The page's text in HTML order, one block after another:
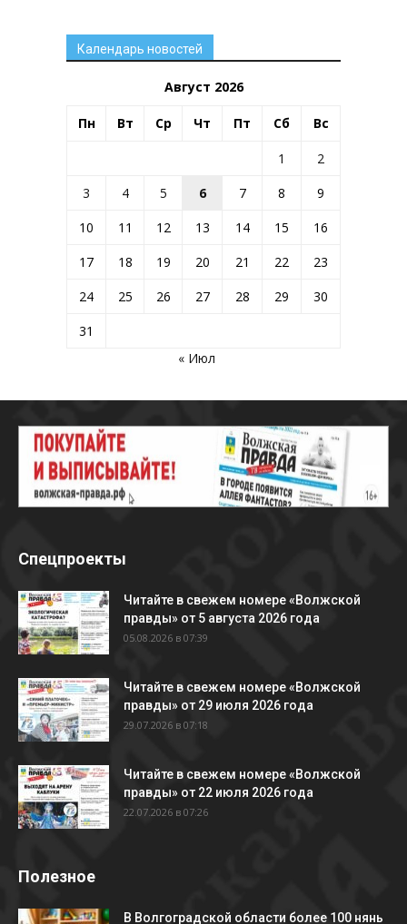
Календарь новостей
Август 2026
Пн Вт Ср Чт Пт Сб Вс
1
2
3
4 5 6 7 8
9
10
11 12 13 14 15
16
17
18 19 20 21 22
23
24
25 26 27 28 29
30
31
« Июл
Спецпроекты
Читайте в свежем номере «Волжской
правды» от 5 августа 2026 года
05.08.2026 в 07:39
Читайте в свежем номере «Волжской
правды» от 29 июля 2026 года
29.07.2026 в 07:18
Читайте в свежем номере «Волжской
правды» от 22 июля 2026 года
22.07.2026 в 07:26
Полезное
В Волгоградской области более 100 нянь